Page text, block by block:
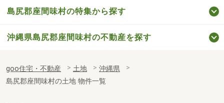
島尻郡座間味村の特集から探す
沖縄県島尻郡座間味村の不動産を探す
goo住宅・不動産 土地
沖縄県
島尻郡座間味村の土地 物件一覧